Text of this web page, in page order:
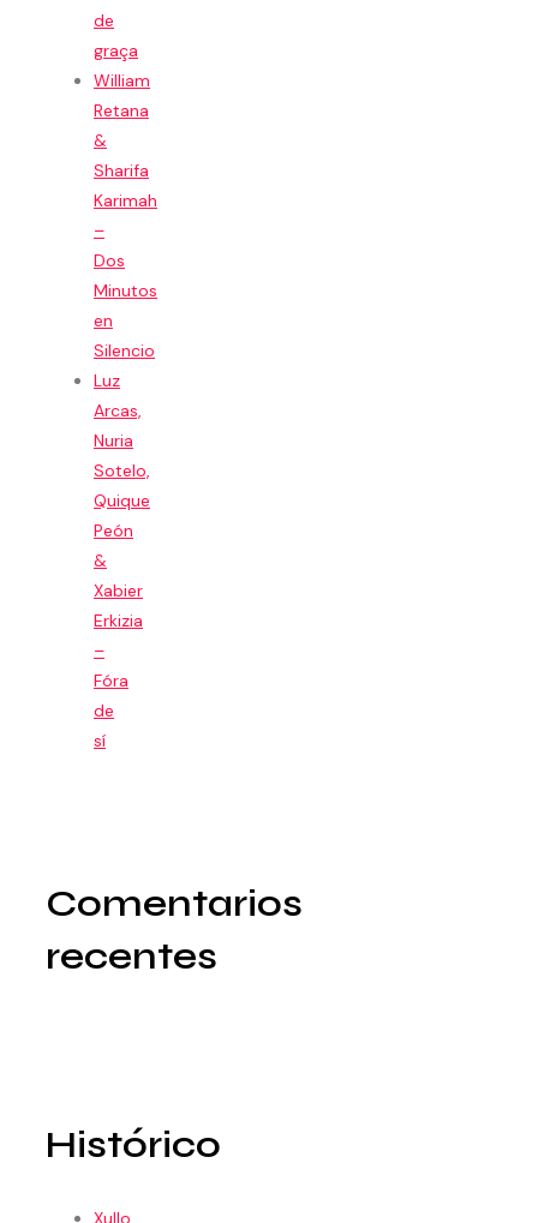
de
graça
William
Retana
&
Sharifa
Karimah
–
Dos
Minutos
en
Silencio
Luz
Arcas,
Nuria
Sotelo,
Quique
Peón
&
Xabier
Erkizia
–
Fóra
de
sí
Comentarios
recentes
Histórico
Xullo